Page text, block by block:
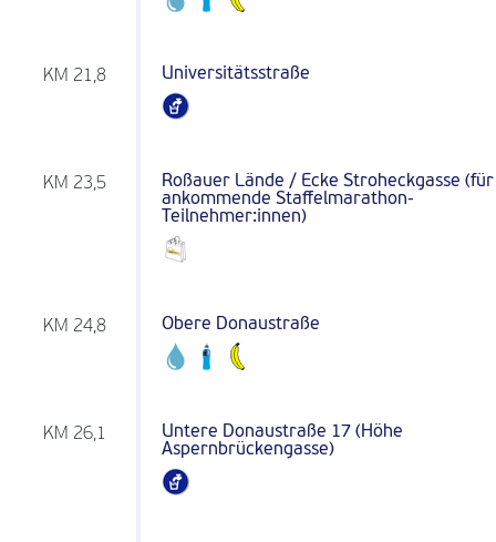
KM 21,8 Universitätsstraße
KM 23,5
Roßauer Lände / Ecke Stroheckgasse (für
ankommende Staffelmarathon-
Teilnehmer:innen)
KM 24,8 Obere Donaustraße
KM 26,1
Untere Donaustraße 17 (Höhe
Aspernbrückengasse)